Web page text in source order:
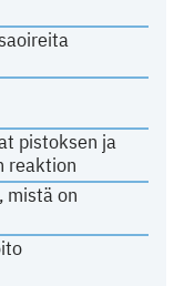
pistoksen ja
reaktion
mistä on